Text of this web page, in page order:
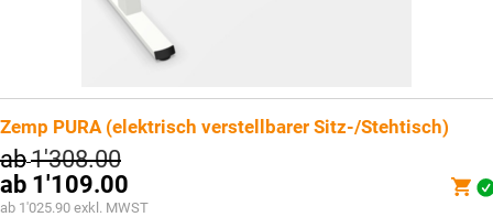
Zemp PURA (elektrisch verstellbarer Sitz-/Stehtisch)
ab1'308.00
ab 1'109.00
ab 1'025.90 exkl. MWST